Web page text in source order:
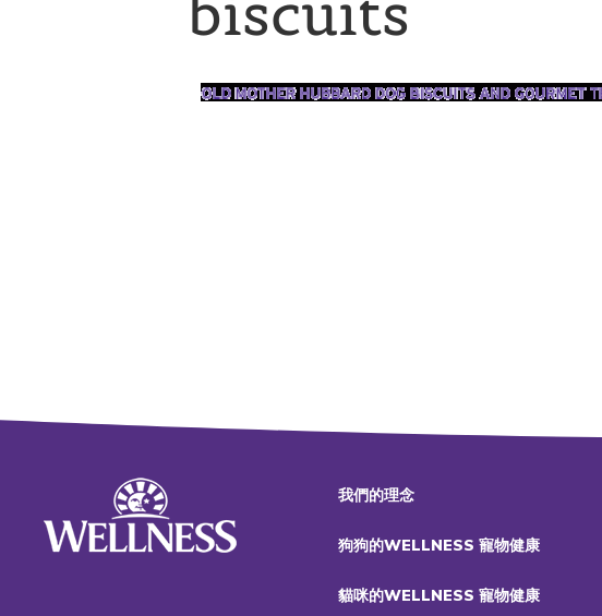
我們的理念
狗狗的WELLNESS 寵物健康
貓咪的WELLNESS 寵物健康